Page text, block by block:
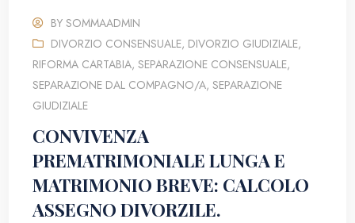
BYSOMMAADMIN
DIVORZIO CONSENSUALE, DIVORZIO GIUDIZIALE,
RIFORMA CARTABIA,SEPARAZIONE CONSENSUALE,
SEPARAZIONE DAL COMPAGNO/A,SEPARAZIONE
GIUDIZIALE
CONVIVENZA
PREMATRIMONIALE LUNGA E
MATRIMONIO BREVE: CALCOLO
ASSEGNO DIVORZILE.